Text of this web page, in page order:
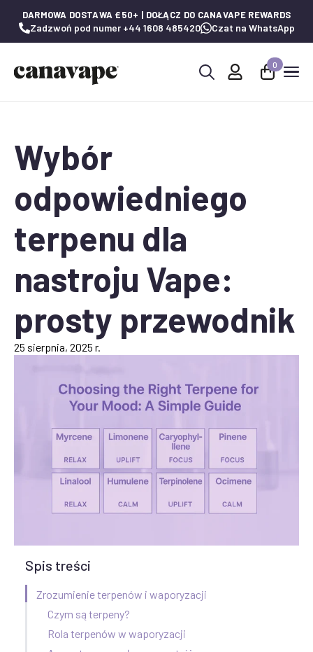
DARMOWA DOSTAWA £50+ | DOŁĄCZ DO CANAVAPE REWARDS
Zadzwoń pod numer +44 1608 485420 Czat na WhatsApp
0
Wybór
odpowiedniego
terpenu dla
nastroju Vape:
prosty przewodnik
25 sierpnia, 2025 r.
Spis treści
Zrozumienie terpenów i waporyzacji
Czym są terpeny?
Rola terpenów w waporyzacji